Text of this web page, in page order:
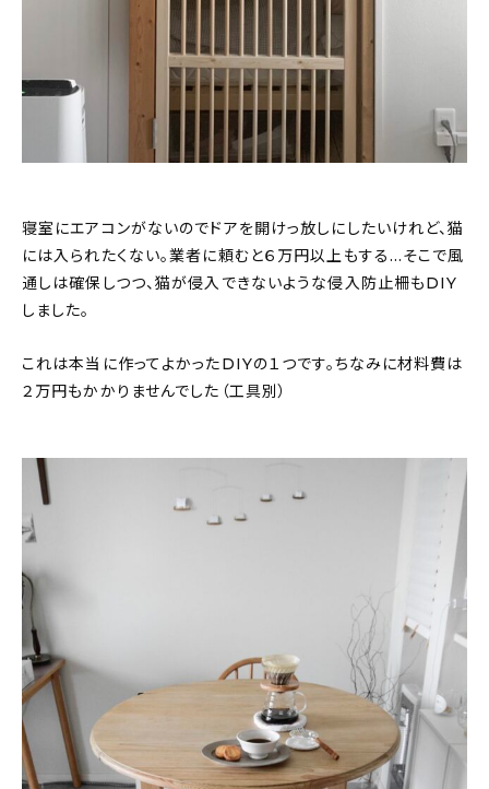
寝室にエアコンがないのでドアを開けっ放しにしたいけれど、猫
には入られたくない。業者に頼むと６万円以上もする…そこで風
通しは確保しつつ、猫が侵入できないような侵入防止柵もDIY
しました。
これは本当に作ってよかったDIYの１つです。ちなみに材料費は
２万円もかかりませんでした（工具別）